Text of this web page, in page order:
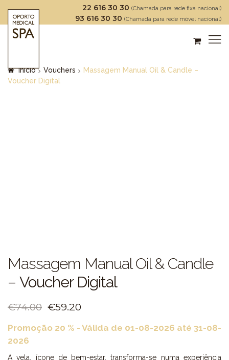
22 616 30 30 (Chamada para rede fixa nacional)
93 616 30 30 (Chamada para rede móvel nacional)
Início Vouchers
Massagem Manual Oil & Candle –
Voucher Digital
Massagem Manual Oil & Candle
– Voucher Digital
€74.00 €59.20
Promoção 20 % - Válida de 01-08-2026 até 31-08-
2026
A vela, ícone de bem-estar, transforma-se numa experiência